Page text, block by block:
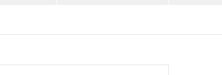
『極悪女王』レビュー☆自分は